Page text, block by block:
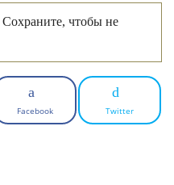
Сохраните, чтобы не
Facebook Twitter